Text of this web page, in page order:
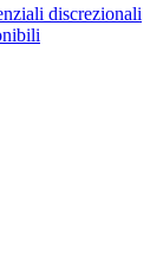
discrezionali